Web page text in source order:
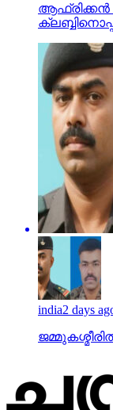
ആഫ്രിക്കൻ
india2 days